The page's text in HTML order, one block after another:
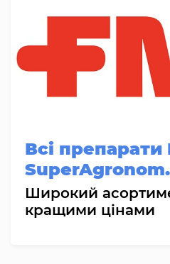
Всі препарати
Широкий
кращими цінами